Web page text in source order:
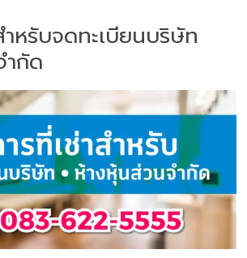
ำหรับจดทะเบียนบริษัท
กัด